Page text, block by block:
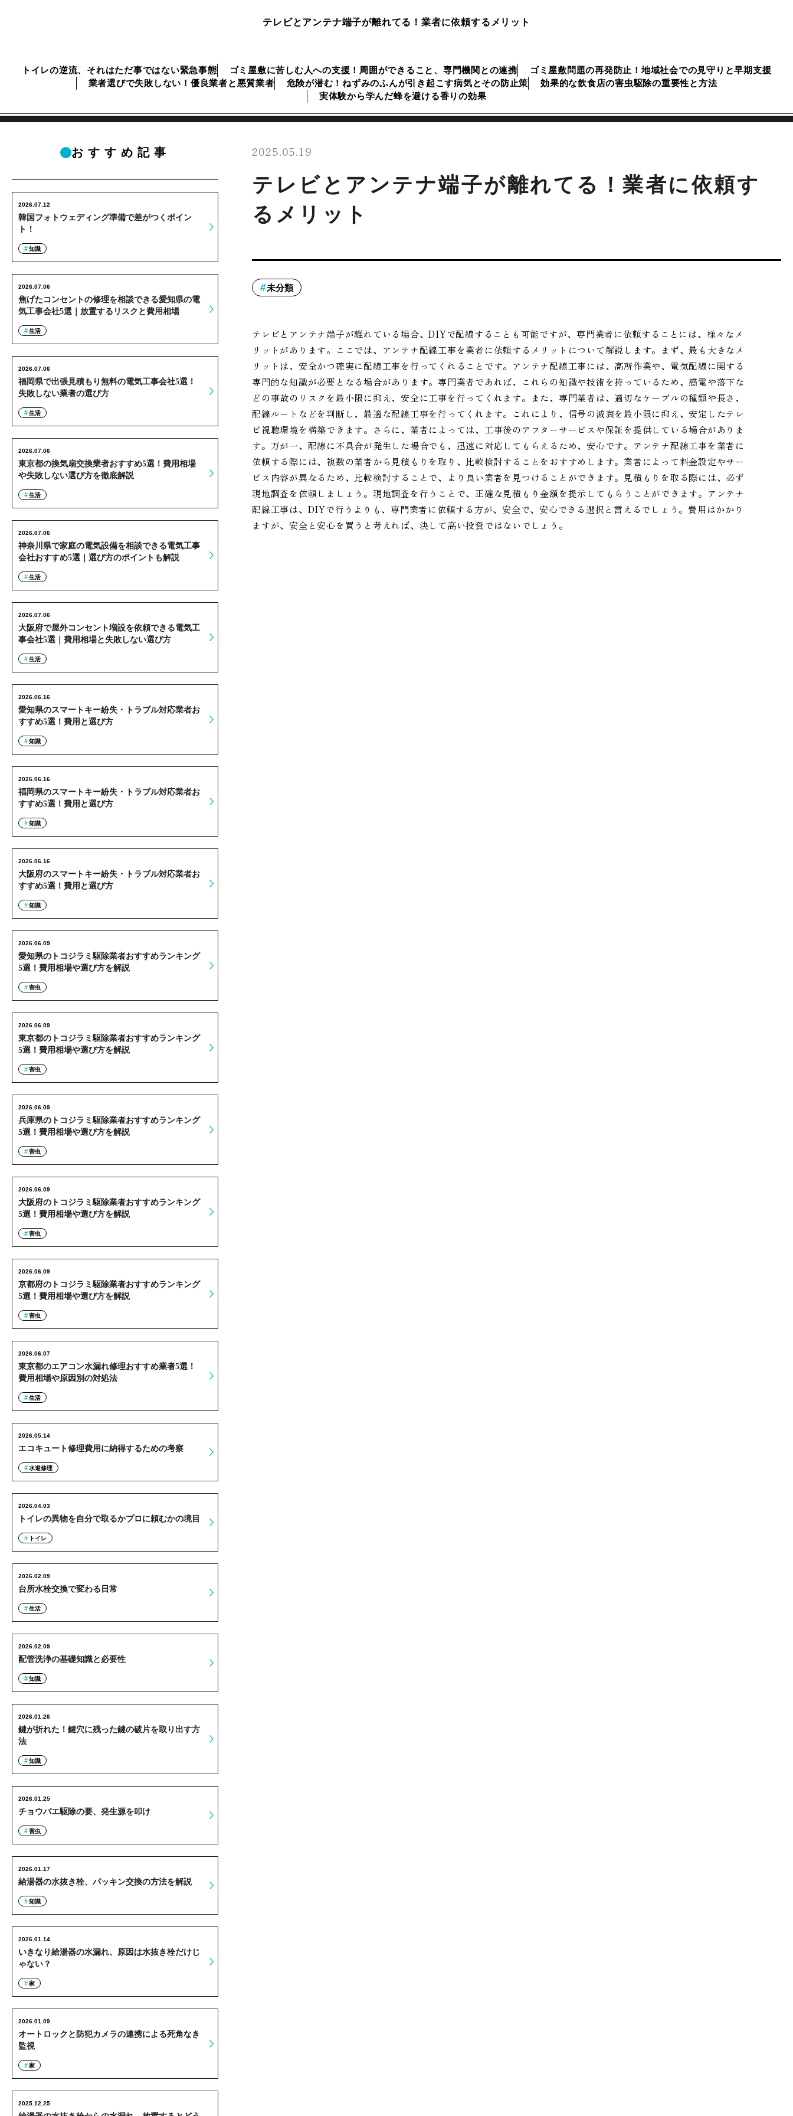
テレビとアンテナ端子が離れてる！業者に依頼するメリット
トイレの逆流、それはただ事ではない緊急事態 ゴミ屋敷に苦しむ人への支援！周囲ができること、専門機関との連携
ゴミ屋敷問題の再発防止！地域社会での見守りと早期支援
業者選びで失敗しない！優良業者と悪質業者
危険が潜む！ねずみのふんが引き起こす病気とその防止策
効果的な飲食店の害虫駆除の重要性と方法
実体験から学んだ蜂を避ける香りの効果
2025.05.19
テレビとアンテナ端子が離れてる！業者に依頼す
るメリット
未分類
テレビとアンテナ端子が離れている場合、DIYで配線することも可能ですが、専門業者に依頼することには、様々なメ
リットがあります。ここでは、アンテナ配線工事を業者に依頼するメリットについて解説します。まず、最も大きなメ
リットは、安全かつ確実に配線工事を行ってくれることです。アンテナ配線工事には、高所作業や、電気配線に関する
専門的な知識が必要となる場合があります。専門業者であれば、これらの知識や技術を持っているため、感電や落下な
どの事故のリスクを最小限に抑え、安全に工事を行ってくれます。また、専門業者は、適切なケーブルの種類や長さ、
配線ルートなどを判断し、最適な配線工事を行ってくれます。これにより、信号の減衰を最小限に抑え、安定したテレ
ビ視聴環境を構築できます。さらに、業者によっては、工事後のアフターサービスや保証を提供している場合がありま
す。万が一、配線に不具合が発生した場合でも、迅速に対応してもらえるため、安心です。アンテナ配線工事を業者に
依頼する際には、複数の業者から見積もりを取り、比較検討することをおすすめします。業者によって料金設定やサー
ビス内容が異なるため、比較検討することで、より良い業者を見つけることができます。見積もりを取る際には、必ず
現地調査を依頼しましょう。現地調査を行うことで、正確な見積もり金額を提示してもらうことができます。アンテナ
配線工事は、DIYで行うよりも、専門業者に依頼する方が、安全で、安心できる選択と言えるでしょう。費用はかかり
ますが、安全と安心を買うと考えれば、決して高い投資ではないでしょう。
おすすめ記事
韓国フォトウェディング準備で差がつくポイン
ト！
2026.07.12
知識
焦げたコンセントの修理を相談できる愛知県の電
気工事会社5選｜放置するリスクと費用相場
2026.07.06
生活
福岡県で出張見積もり無料の電気工事会社5選！
失敗しない業者の選び方
2026.07.06
生活
東京都の換気扇交換業者おすすめ5選！費用相場
や失敗しない選び方を徹底解説
2026.07.06
生活
神奈川県で家庭の電気設備を相談できる電気工事
会社おすすめ5選｜選び方のポイントも解説
2026.07.06
生活
大阪府で屋外コンセント増設を依頼できる電気工
事会社5選｜費用相場と失敗しない選び方
2026.07.06
生活
愛知県のスマートキー紛失・トラブル対応業者お
すすめ5選！費用と選び方
2026.06.16
知識
福岡県のスマートキー紛失・トラブル対応業者お
すすめ5選！費用と選び方
2026.06.16
知識
大阪府のスマートキー紛失・トラブル対応業者お
すすめ5選！費用と選び方
2026.06.16
知識
愛知県のトコジラミ駆除業者おすすめランキング
5選！費用相場や選び方を解説
2026.06.09
害虫
東京都のトコジラミ駆除業者おすすめランキング
5選！費用相場や選び方を解説
2026.06.09
害虫
兵庫県のトコジラミ駆除業者おすすめランキング
5選！費用相場や選び方を解説
2026.06.09
害虫
大阪府のトコジラミ駆除業者おすすめランキング
5選！費用相場や選び方を解説
2026.06.09
害虫
京都府のトコジラミ駆除業者おすすめランキング
5選！費用相場や選び方を解説
2026.06.09
害虫
東京都のエアコン水漏れ修理おすすめ業者5選！
費用相場や原因別の対処法
2026.06.07
生活
エコキュート修理費用に納得するための考察
2026.05.14
水道修理
トイレの異物を自分で取るかプロに頼むかの境目
2026.04.03
トイレ
台所水栓交換で変わる日常
2026.02.09
生活
配管洗浄の基礎知識と必要性
2026.02.09
知識
鍵が折れた！鍵穴に残った鍵の破片を取り出す方
法
2026.01.26
知識
チョウバエ駆除の要、発生源を叩け
2026.01.25
害虫
給湯器の水抜き栓、パッキン交換の方法を解説
2026.01.17
知識
いきなり給湯器の水漏れ、原因は水抜き栓だけじ
ゃない？
2026.01.14
家
オートロックと防犯カメラの連携による死角なき
監視
2026.01.09
家
2025.12.25